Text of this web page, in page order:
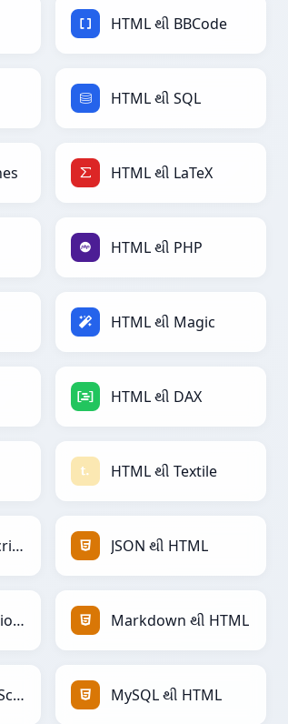
HTML થી BBCode
HTML થી SQL
HTML થી LaTeX
HTML થી PHP
HTML થી Magic
HTML થી DAX
HTML થી Textile
JSON થી ActionScript JSON થી HTML
Markdown થી ActionScript Markdown થી HTML
MySQL થી ActionScript MySQL થી HTML